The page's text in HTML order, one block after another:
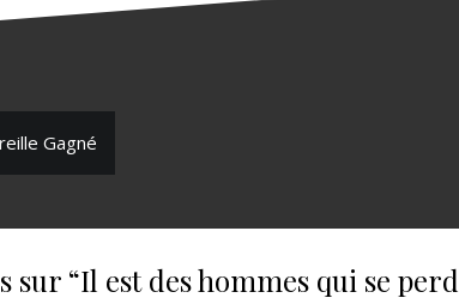
Gagné
sur “Il est des hommes qui se